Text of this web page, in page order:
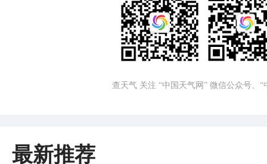
查天气 关注 “中国天气网” 微信公众号、
最新推荐